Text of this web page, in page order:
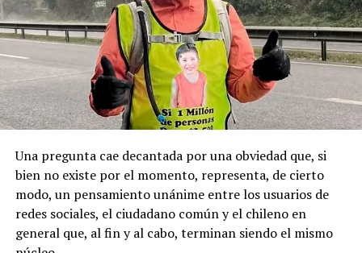
registraron declaraciones públicas de su partido ni
sanciones políticas posteriores.
la Toma de Posesión del Estrecho de Magallanes, donde
el capitán Juan Guillermos y 23 tripulantes a bordo de la
Goleta de Guerra Ancud de la Armada tomaron posesión
de estas tierras patagónicas donde izaron la bandera
nacional declarando este territorio como parte de Chile.
Una pregunta cae decantada por una obviedad que, si
bien no existe por el momento, representa, de cierto
modo, un pensamiento unánime entre los usuarios de
redes sociales, el ciudadano común y el chileno en
general que, al fin y al cabo, terminan siendo el mismo